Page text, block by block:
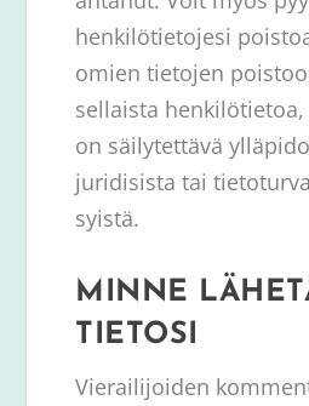
henkilötietojesi
omien tietojen
sellaista
on säilytettävä
juridisista tai
syistä.
MINNE
TIETOSI
Vierailijoiden